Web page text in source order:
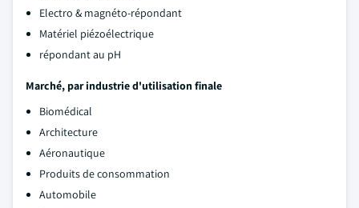
Electro & magnéto-répondant
Matériel piézoélectrique
répondant au pH
Marché, par industrie d'utilisation finale
Biomédical
Architecture
Aéronautique
Produits de consommation
Automobile